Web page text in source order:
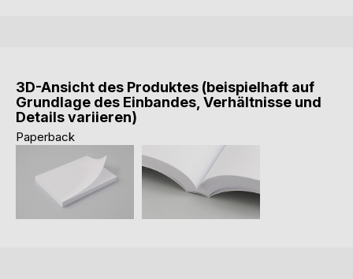
3D-Ansicht des Produktes (beispielhaft auf
Grundlage des Einbandes, Verhältnisse und
Details variieren)
Paperback